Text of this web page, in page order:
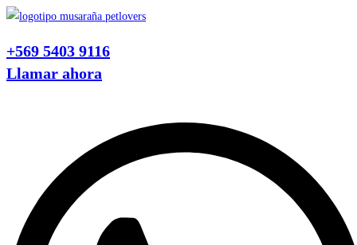
Ir
contenido
+569 5403 9116
Llamar ahora